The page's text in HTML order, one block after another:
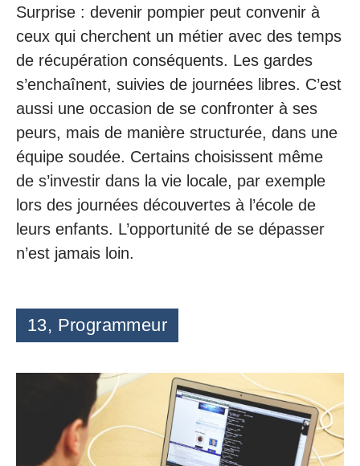
Surprise : devenir pompier peut convenir à
ceux qui cherchent un métier avec des temps
de récupération conséquents. Les gardes
s’enchaînent, suivies de journées libres. C’est
aussi une occasion de se confronter à ses
peurs, mais de manière structurée, dans une
équipe soudée. Certains choisissent même
de s’investir dans la vie locale, par exemple
lors des journées découvertes à l’école de
leurs enfants. L’opportunité de se dépasser
n’est jamais loin.
13, Programmeur